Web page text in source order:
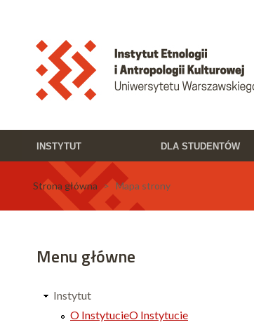
INSTYTUT DLA STUDENTÓW
Strona główna > Mapa strony
Menu główne
Instytut
O InstytucieO Instytucie